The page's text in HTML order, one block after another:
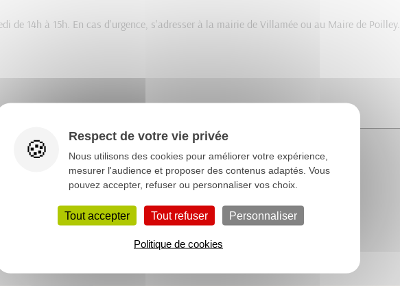
de 14h à 15h. En cas d'urgence, s'adresser à la mairie de Villamée ou au Maire de Poilley.
Respect de votre vie privée
Nous utilisons des cookies pour améliorer votre expérience,
mesurer l'audience et proposer des contenus adaptés. Vous
pouvez accepter, refuser ou personnaliser vos choix.
Tout accepter Tout refuser Personnaliser
Politique de cookies